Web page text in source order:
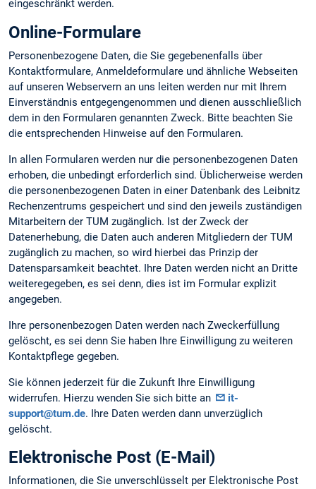
eingeschränkt werden.
Online-Formulare
Personenbezogene Daten, die Sie gegebenenfalls über
Kontaktformulare, Anmeldeformulare und ähnliche Webseiten
auf unseren Webservern an uns leiten werden nur mit Ihrem
Einverständnis entgegengenommen und dienen ausschließlich
dem in den Formularen genannten Zweck. Bitte beachten Sie
die entsprechenden Hinweise auf den Formularen.
In allen Formularen werden nur die personenbezogenen Daten
erhoben, die unbedingt erforderlich sind. Üblicherweise werden
die personenbezogenen Daten in einer Datenbank des Leibnitz
Rechenzentrums gespeichert und sind den jeweils zuständigen
Mitarbeitern der TUM zugänglich. Ist der Zweck der
Datenerhebung, die Daten auch anderen Mitgliedern der TUM
zugänglich zu machen, so wird hierbei das Prinzip der
Datensparsamkeit beachtet. Ihre Daten werden nicht an Dritte
weiteregegeben, es sei denn, dies ist im Formular explizit
angegeben.
Ihre personenbezogen Daten werden nach Zweckerfüllung
gelöscht, es sei denn Sie haben Ihre Einwilligung zu weiteren
Kontaktpflege gegeben.
Sie können jederzeit für die Zukunft Ihre Einwilligung
widerrufen. Hierzu wenden Sie sich bitte an
it-
support@tum.de. Ihre Daten werden dann unverzüglich
gelöscht.
Elektronische Post (E-Mail)
Informationen, die Sie unverschlüsselt per Elektronische Post